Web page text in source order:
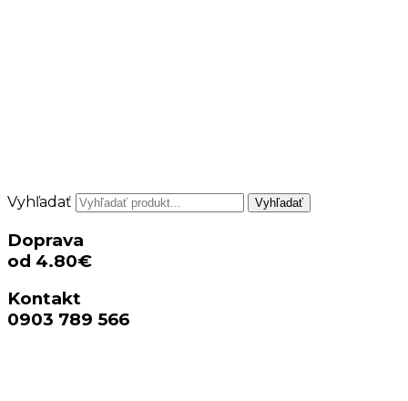
Vyhľadať Vyhľadať
Doprava
od 4.80€
Kontakt
0903 789 566